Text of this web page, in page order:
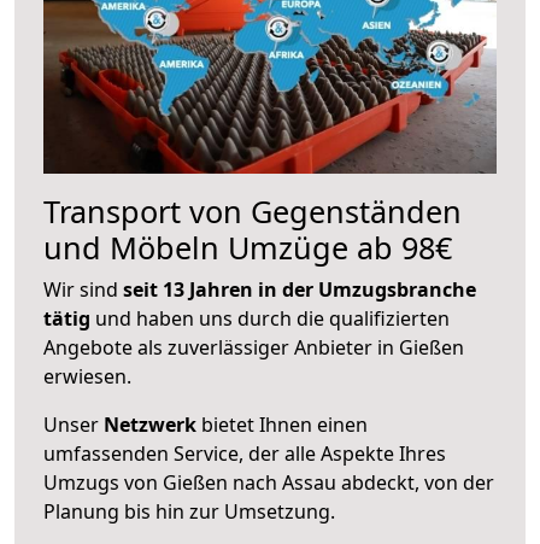
Transport von Gegenständen
und Möbeln Umzüge ab 98€
Wir sind seit 13 Jahren in der Umzugsbranche
tätig und haben uns durch die qualifizierten
Angebote als zuverlässiger Anbieter in Gießen
erwiesen.
Unser Netzwerk bietet Ihnen einen
umfassenden Service, der alle Aspekte Ihres
Umzugs von Gießen nach Assau abdeckt, von der
Planung bis hin zur Umsetzung.